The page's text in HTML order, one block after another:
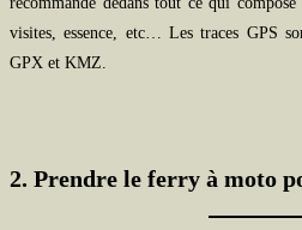
visites, essence, etc… Les traces GPS
GPX et KMZ.
2. Prendre le ferry à moto